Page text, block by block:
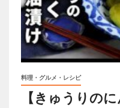
料理・グルメ・レシピ
【きゅうりの